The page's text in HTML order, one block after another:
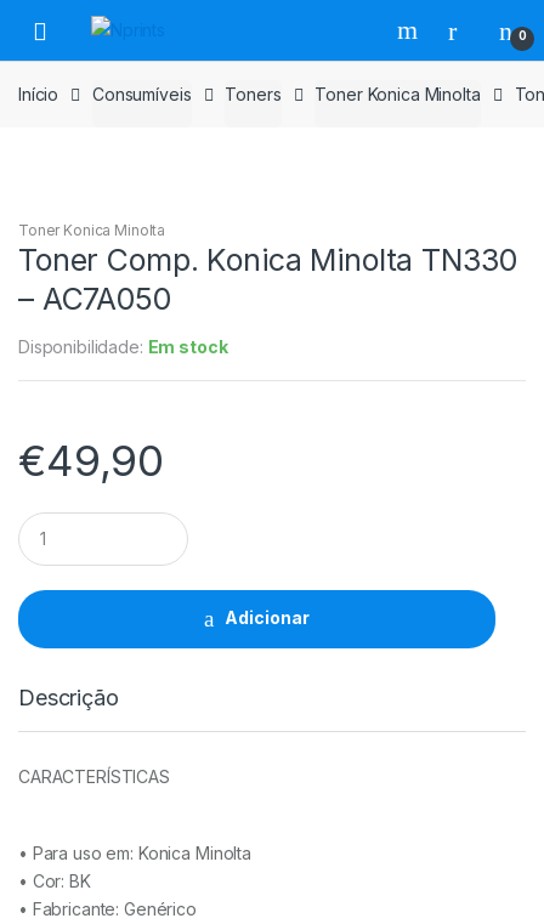
para
navegação
para
o
conteúdo
0
Início Consumíveis Toners Toner Konica Minolta
Toner Konica Minolta
Toner Comp. Konica Minolta TN330
– AC7A050
Disponibilidade: Em stock
€49,90
Toner
Comp.
Konica
Minolta
TN330
-
AC7A050
Adicionar
Descrição
CARACTERÍSTICAS
• Para uso em: Konica Minolta
• Cor: BK
• Fabricante:Genérico